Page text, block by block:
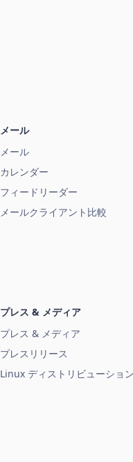
メール
メール
カレンダー
フィードリーダー
メールクライアント比較
プレス & メディア
プレス & メディア
プレスリリース
Linux ディストリビューショ